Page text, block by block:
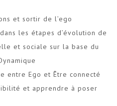
et sortir de l’ego
dans les étapes d’évolution de
et sociale sur la base du
entre Ego et Être connecté
et apprendre à poser